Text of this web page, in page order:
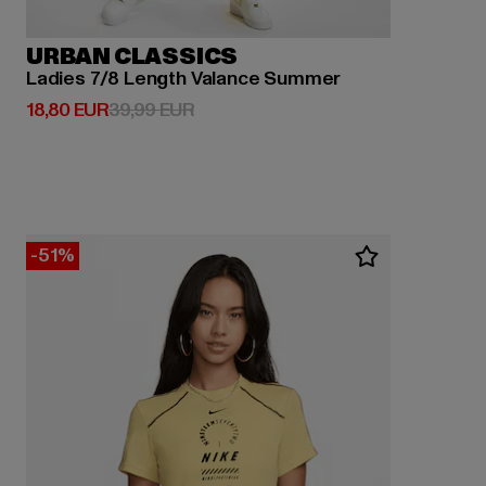
URBAN CLASSICS
Ladies 7/8 Length Valance Summer
18,80 EUR
Derzeitiger Preis: 18,80 EUR
39,99 EURAktionspreis: 39,99 EUR
-51%